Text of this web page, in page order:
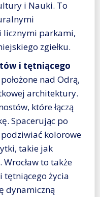
i Nauki. To
licznymi parkami,
zgiełku.
i tętniącego
nad Odrą,
architektury.
które łączą
Spacerując po
podziwiać kolorowe
takie jak
Wrocław to także
tętniącego życia
dynamiczną